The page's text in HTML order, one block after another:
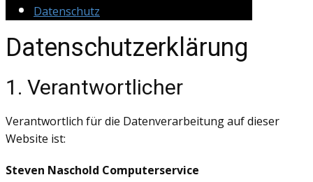
Datenschutz
Datenschutzerklärung
1. Verantwortlicher
Verantwortlich für die Datenverarbeitung auf dieser
Website ist:
Steven Naschold Computerservice